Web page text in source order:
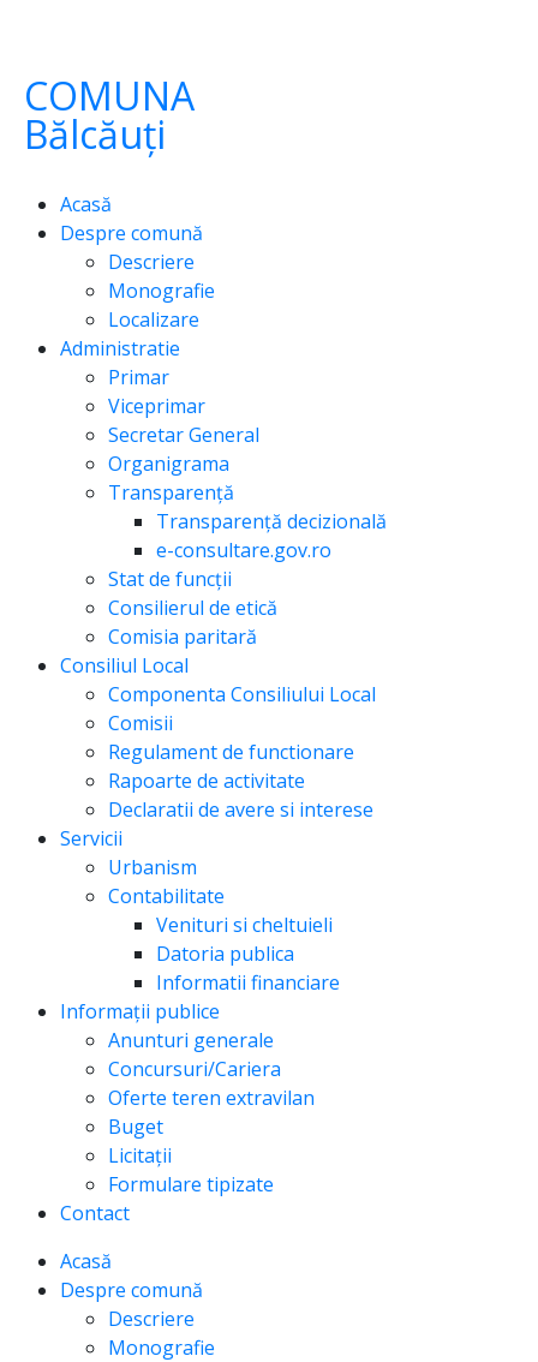
COMUNA
Bălcăuți
Acasă
Despre comună
Descriere
Monografie
Localizare
Administratie
Primar
Viceprimar
Secretar General
Organigrama
Transparență
Transparență decizională
e-consultare.gov.ro
Stat de funcții
Consilierul de etică
Comisia paritară
Consiliul Local
Componenta Consiliului Local
Comisii
Regulament de functionare
Rapoarte de activitate
Declaratii de avere si interese
Servicii
Urbanism
Contabilitate
Venituri si cheltuieli
Datoria publica
Informatii financiare
Informații publice
Anunturi generale
Concursuri/Cariera
Oferte teren extravilan
Buget
Licitații
Formulare tipizate
Contact
Acasă
Despre comună
Descriere
Monografie